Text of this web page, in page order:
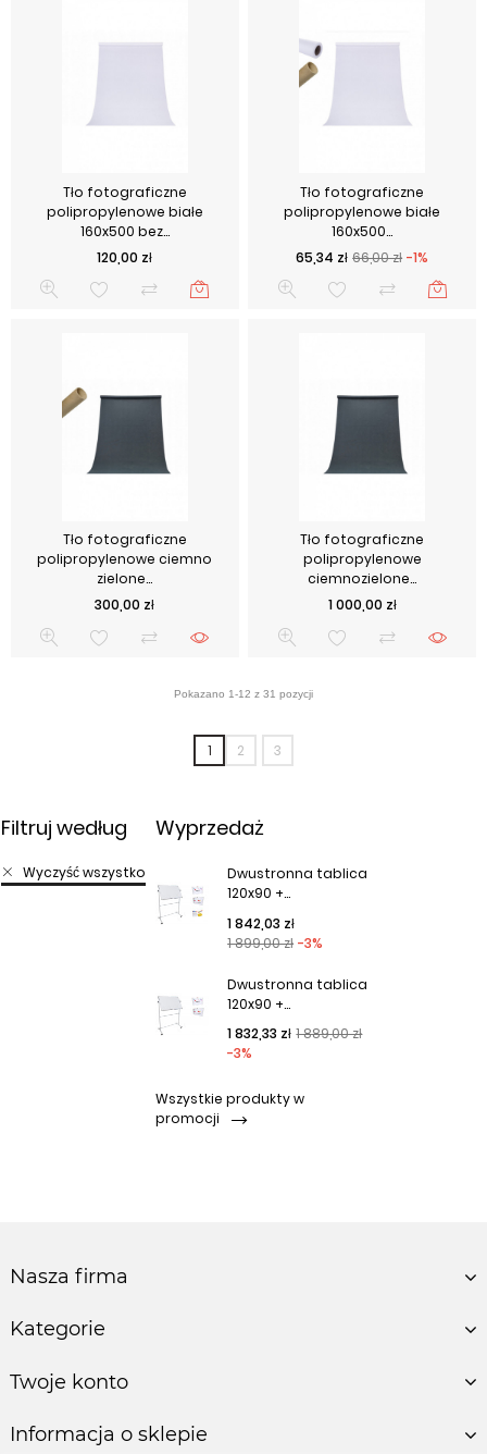
Tło fotograficzne
polipropylenowe białe
160x500 bez...
Cena
120,00 zł
Tło fotograficzne
polipropylenowe białe
160x500...
Cena podstawowa
66,00 zł -1%
Cena
65,34 zł
Tło fotograficzne
polipropylenowe ciemno
zielone...
Cena
300,00 zł
Tło fotograficzne
polipropylenowe
ciemnozielone...
Cena
1 000,00 zł
1 2 3
Filtruj według
Wyczyść wszystko
Wyprzedaż
Dwustronna tablica
120x90 +...
Cena podstawowa
1 899,00 zł -3%
Cena
1 842,03 zł
Dwustronna tablica
120x90 +...
Cena podstawowa
1 889,00 zł
-3%
Cena
1 832,33 zł
Wszystkie produkty w
promocji
Nasza firma
Kategorie
Twoje konto
Informacja o sklepie